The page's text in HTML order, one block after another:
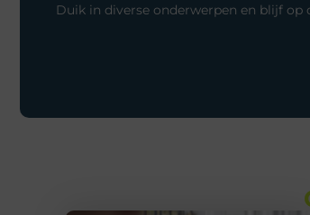
Duik in diverse onderwerpen en blijf op